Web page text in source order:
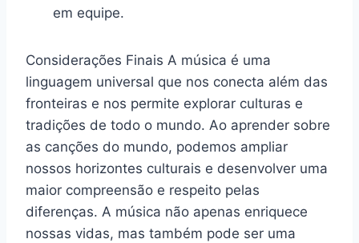
em equipe.
Considerações Finais A música é uma
linguagem universal que nos conecta além das
fronteiras e nos permite explorar culturas e
tradições de todo o mundo. Ao aprender sobre
as canções do mundo, podemos ampliar
nossos horizontes culturais e desenvolver uma
maior compreensão e respeito pelas
diferenças. A música não apenas enriquece
nossas vidas, mas também pode ser uma